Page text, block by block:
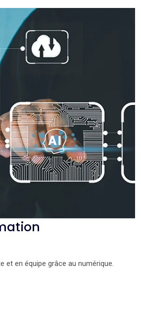
et en équipe grâce au numérique.